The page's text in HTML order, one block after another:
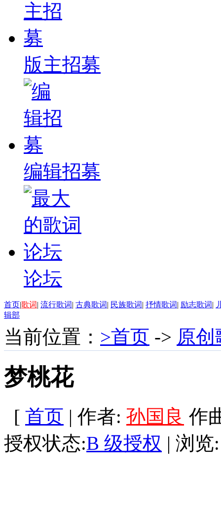
版主招募
编辑招募
论坛
首页|歌词| 流行歌词| 古典歌词| 民族歌词| 抒情歌词| 励志歌词|
辑部
当前位置： >首页 -> 原创
梦桃花
[ 首页 | 作者: 孙国良 作
授权状态:B 级授权 | 浏览: